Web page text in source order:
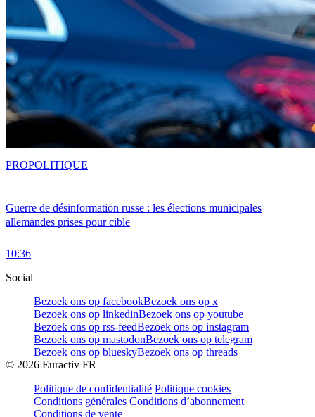
Guerre de désinformation russe : les élections municipales
allemandes prises pour cible
10:36
PROPOLITIQUE
Social
Bezoek ons op facebookBezoek ons op x
Bezoek ons op linkedinBezoek ons op youtube
Bezoek ons op rss-feedBezoek ons op instagram
Bezoek ons op mastodonBezoek ons op telegram
Bezoek ons op blueskyBezoek ons op threads
© 2026 Euractiv FR
Politique de confidentialité Politique cookies
Conditions générales Conditions d’abonnement
Conditions de vente